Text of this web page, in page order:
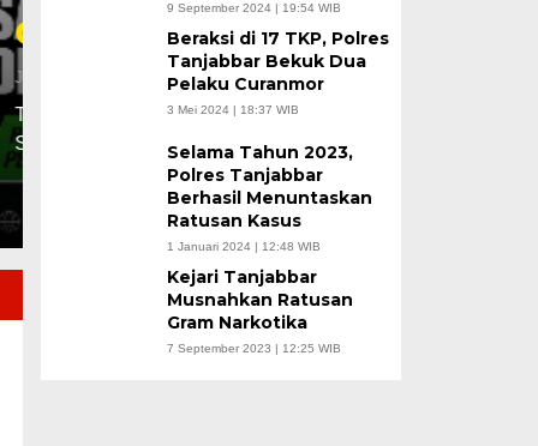
Sentra Hortikultura
Jumat, 17 Jul 2026 - 14:26 WIB
TUNGKAL ULU, JN – Wajah sektor pertanian di
bergeser ke…
9 September 2024 | 19:54 WIB
Beraksi di 17 TKP, Polres
Tanjabbar Bekuk Dua
Pelaku Curanmor
3 Mei 2024 | 18:37 WIB
Selama Tahun 2023,
Polres Tanjabbar
Berhasil Menuntaskan
Ratusan Kasus
1 Januari 2024 | 12:48 WIB
Kejari Tanjabbar
Musnahkan Ratusan
Gram Narkotika
7 September 2023 | 12:25 WIB